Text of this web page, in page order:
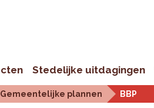
Stedelijke uitdagingen
Gemeentelijke plannen BBP